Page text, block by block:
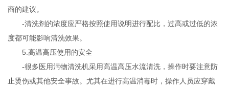
商的建议。
-清洗剂的浓度应严格按照使用说明进行配比，过高或过低的浓
度都可能影响清洗效果。
5.高温高压使用的安全
-很多医用污物清洗机采用高温高压水流清洗，操作时要注意防
止烫伤或其他安全事故。尤其在进行高温消毒时，操作人员应穿戴